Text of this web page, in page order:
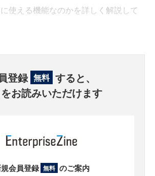
使える機能なのかを詳しく解説して
登録 無料 すると、
お読みいただけます
会員登録 無料 のご案内